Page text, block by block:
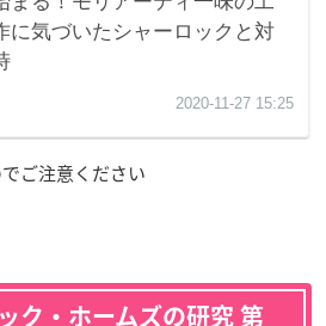
ご注意ください
ク・ホームズの研究 第